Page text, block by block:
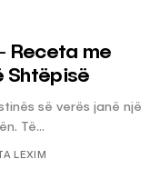
Receta me
Shtëpisë
së verës janë një
Të...
LEXIM